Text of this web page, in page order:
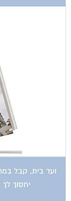
ועד בית, קבל
יחסוך